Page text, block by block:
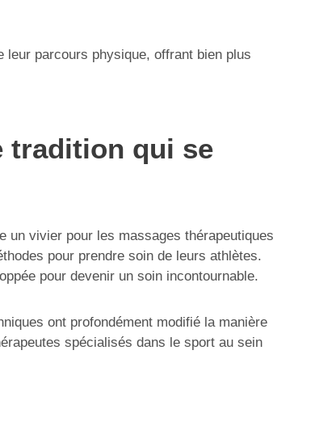
leur parcours physique, offrant bien plus
tradition qui se
un vivier pour les massages thérapeutiques
pour prendre soin de leurs athlètes.
pour devenir un soin incontournable.
ont profondément modifié la manière
spécialisés dans le sport au sein